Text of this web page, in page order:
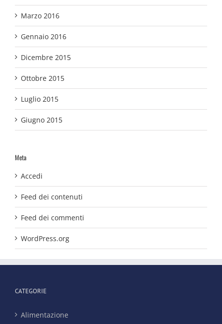
Marzo 2016
Gennaio 2016
Dicembre 2015
Ottobre 2015
Luglio 2015
Giugno 2015
Meta
Accedi
Feed dei contenuti
Feed dei commenti
WordPress.org
CATEGORIE
Alimentazione